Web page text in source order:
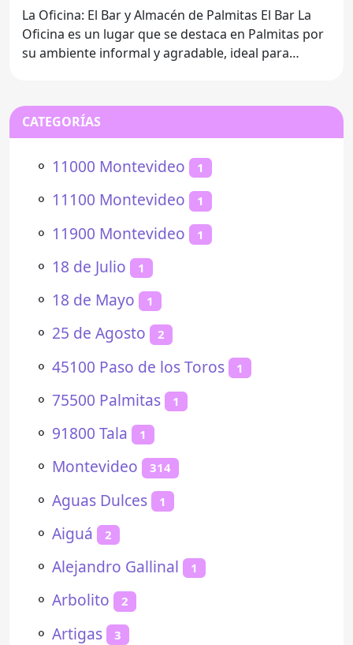
La Oficina: El Bar y Almacén de Palmitas El Bar La
Oficina es un lugar que se destaca en Palmitas por
su ambiente informal y agradable, ideal para
CATEGORÍAS
⚬ 11000 Montevideo 1
⚬ 11100 Montevideo 1
⚬ 11900 Montevideo 1
⚬ 18 de Julio 1
⚬ 18 de Mayo 1
⚬ 25 de Agosto 2
⚬ 45100 Paso de los Toros 1
⚬ 75500 Palmitas 1
⚬ 91800 Tala 1
⚬ Montevideo 314
⚬ Aguas Dulces 1
⚬ Aiguá 2
⚬ Alejandro Gallinal 1
⚬ Arbolito 2
⚬ Artigas 3